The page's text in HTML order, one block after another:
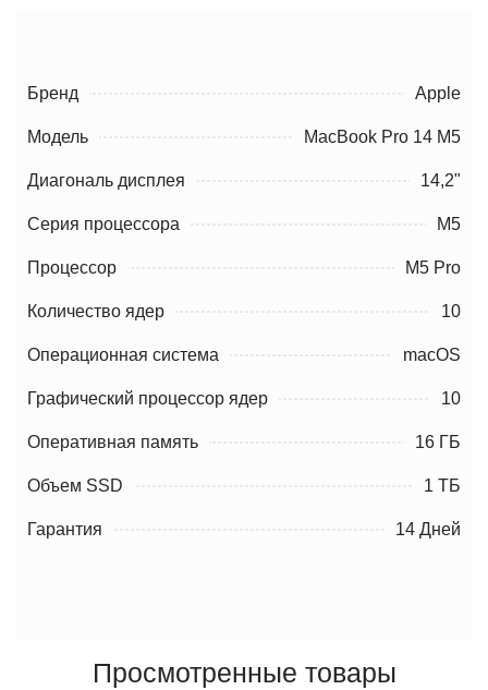
Бренд Apple
Модель MacBook Pro 14 M5
Диагональ дисплея 14,2"
Серия процессора M5
Процессор M5 Pro
Количество ядер 10
Операционная система macOS
Графический процессор ядер 10
Оперативная память 16 ГБ
Объем SSD 1 ТБ
Гарантия 14 Дней
Просмотренные товары